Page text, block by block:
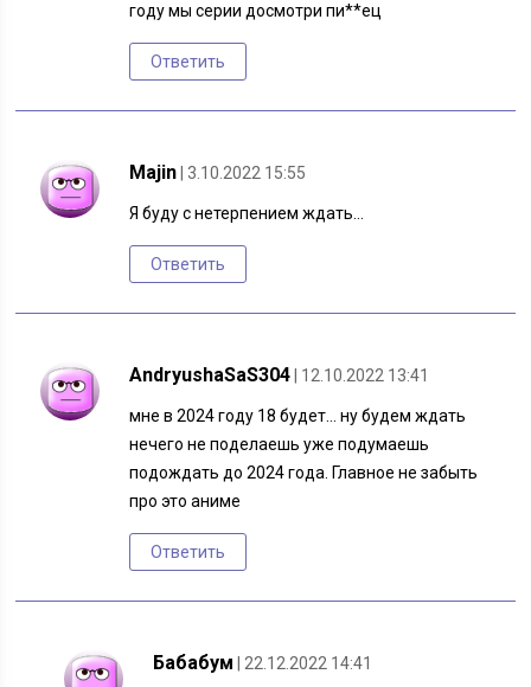
году мы серии досмотри пи**ец
Ответить
Majin | 3.10.2022 15:55
Я буду с нетерпением ждать…
Ответить
AndryushaSaS304 | 12.10.2022 13:41
мне в 2024 году 18 будет… ну будем ждать
нечего не поделаешь уже подумаешь
подождать до 2024 года. Главное не забыть
про это аниме
Ответить
Бабабум | 22.12.2022 14:41